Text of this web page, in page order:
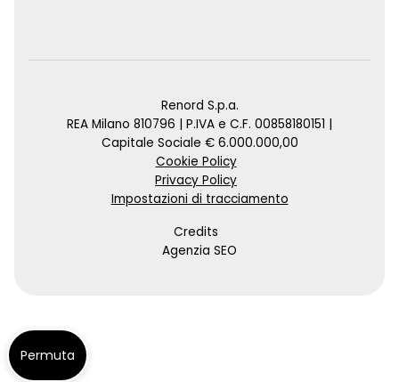
Renord S.p.a.
REA Milano 810796 | P.IVA e C.F. 00858180151 |
Capitale Sociale € 6.000.000,00
Cookie Policy
Privacy Policy
Impostazioni di tracciamento
Credits
Agenzia SEO
Permuta